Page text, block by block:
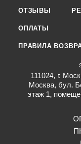
ОТЗЫВЫ
ОПЛАТЫ
ПРАВИЛА
111024, г.
Москва, бул.
этаж 1,